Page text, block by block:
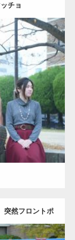
チョ
マッチョ) 腹筋
突然フロントポ